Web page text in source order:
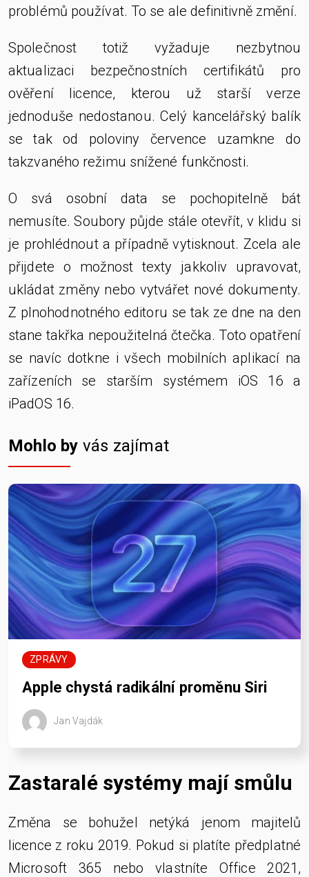
problémů používat. To se ale definitivně změní.
Společnost totiž vyžaduje nezbytnou
aktualizaci bezpečnostních certifikátů pro
ověření licence, kterou už starší verze
jednoduše nedostanou. Celý kancelářský balík
se tak od poloviny července uzamkne do
takzvaného režimu snížené funkčnosti.
O svá osobní data se pochopitelně bát
nemusíte. Soubory půjde stále otevřít, v klidu si
je prohlédnout a případně vytisknout. Zcela ale
přijdete o možnost texty jakkoliv upravovat,
ukládat změny nebo vytvářet nové dokumenty.
Z plnohodnotného editoru se tak ze dne na den
stane takřka nepoužitelná čtečka. Toto opatření
se navíc dotkne i všech mobilních aplikací na
zařízeních se starším systémem iOS 16 a
iPadOS 16.
Mohlo by vás zajímat
ZPRÁVY
Apple chystá radikální proměnu Siri
Jan Vajdák
Zastaralé systémy mají smůlu
Změna se bohužel netýká jenom majitelů
licence z roku 2019. Pokud si platíte předplatné
Microsoft 365 nebo vlastníte Office 2021,